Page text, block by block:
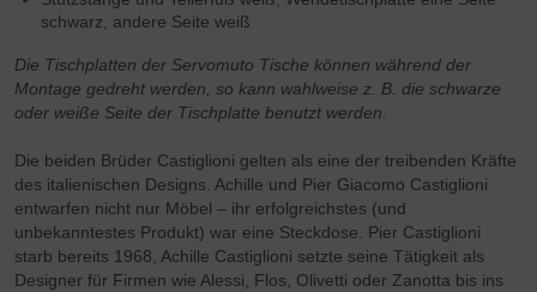
schwarz, andere Seite weiß
Die Tischplatten der Servomuto Tische können während der
Montage gedreht werden, so kann wahlweise z. B. die schwarze
oder weiße Seite der Tischplatte benutzt werden.
Die beiden Brüder Castiglioni gelten als eine der treibenden Kräfte
des italienischen Designs. Achille und Pier Giacomo Castiglioni
entwarfen nicht nur Möbel – ihr erfolgreichstes (und
unbekanntestes Produkt) war eine Steckdose. Pier Castiglioni
starb bereits 1968, Achille Castiglioni setzte seine Tätigkeit als
Designer für Firmen wie Alessi, Flos, Olivetti oder Zanotta bis ins